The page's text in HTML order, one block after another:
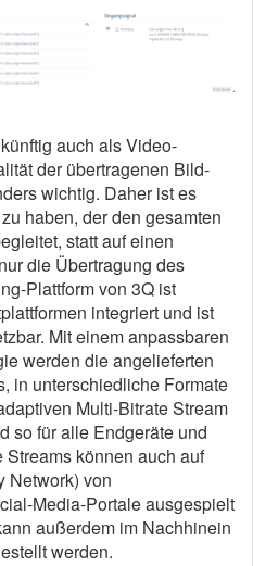
auch als Video-
der übertragenen Bild-
wichtig. Daher ist es
haben, der den gesamten
statt auf einen
die Übertragung des
Plattform von 3Q ist
integriert und ist
Mit einem anpassbaren
werden die angelieferten
in unterschiedliche Formate
Multi-Bitrate Stream
so für alle Endgeräte und
Streams können auch auf
Network) von
Media-Portale ausgespielt
außerdem im Nachhinein
werden.